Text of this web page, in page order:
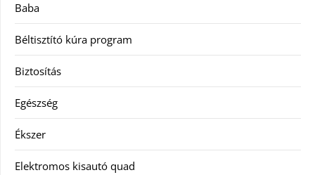
Baba
Béltisztító kúra program
Biztosítás
Egészség
Ékszer
Elektromos kisautó quad